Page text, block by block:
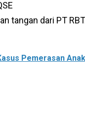
tangan dari PT
Pemerasan